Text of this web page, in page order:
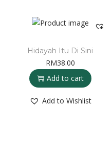
Hidayah Itu Di Sini
RM38.00
Add to cart
Add to Wishlist